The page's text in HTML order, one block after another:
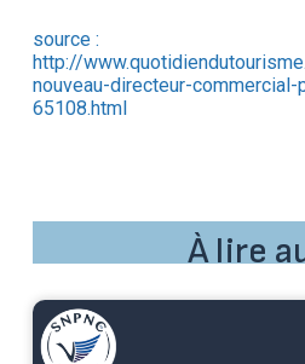
source :
http://
nouveau-directeur-
65108.html
À lire